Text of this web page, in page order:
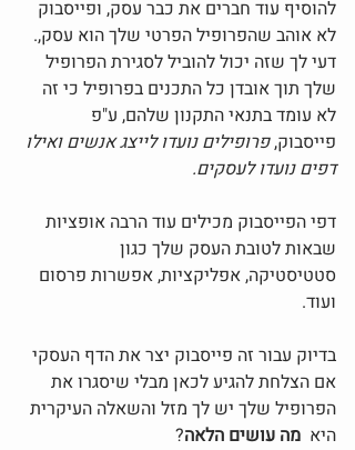
להוסיף עוד חברים את כבר עסק, ופייסבוק
לא אוהב שהפרופיל הפרטי שלך הוא עסק,.
דעי לך שזה יכול להוביל לסגירת הפרופיל
שלך תוך אובדן כל התכנים בפרופיל כי זה
לא עומד בתנאי התקנון שלהם, ע"פ
פייסבוק, פרופילים נועדו לייצג אנשים ואילו
דפים נועדו לעסקים.
דפי הפייסבוק מכילים עוד הרבה אופציות
שבאות לטובת העסק שלך כגון
סטטיסטיקה, אפליקציות, אפשרות פרסום
ועוד.
בדיוק עבור זה פייסבוק יצר את הדף העסקי
אם הצלחת להגיע לכאן מבלי שיסגרו את
הפרופיל שלך יש לך מזל והשאלה העיקרית
היא מה עושים הלאה?